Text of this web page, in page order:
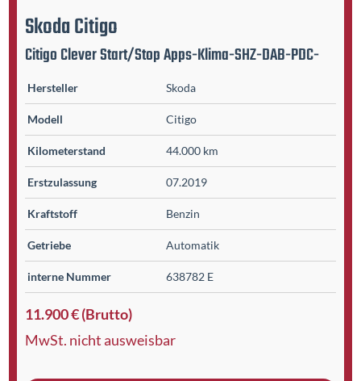
SkodaCitigo
Citigo Clever Start/Stop Apps-Klima-SHZ-DAB-PDC-
Hersteller Skoda
Modell Citigo
Kilometer­stand 44.000 km
Erst­zulassung 07.2019
Kraftstoff Benzin
Getriebe Automatik
interne Nummer 638782 E
11.900 € (Brutto)
MwSt. nicht ausweisbar